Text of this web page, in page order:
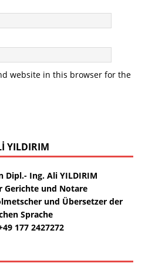
website in this browser for the
YILDIRIM
Dipl.- Ing. Ali YILDIRIM
Gerichte und Notare
und Übersetzer der
Sprache
177 2427272